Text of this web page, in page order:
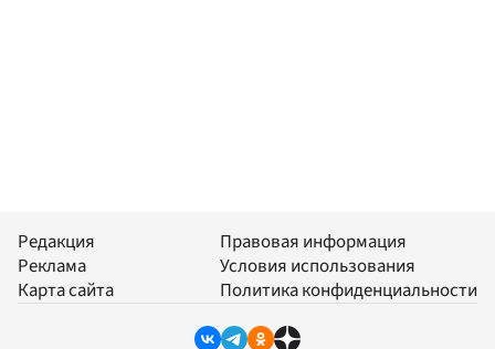
Редакция
Реклама
Карта сайта
Правовая информация
Условия использования
Политика конфиденциальности